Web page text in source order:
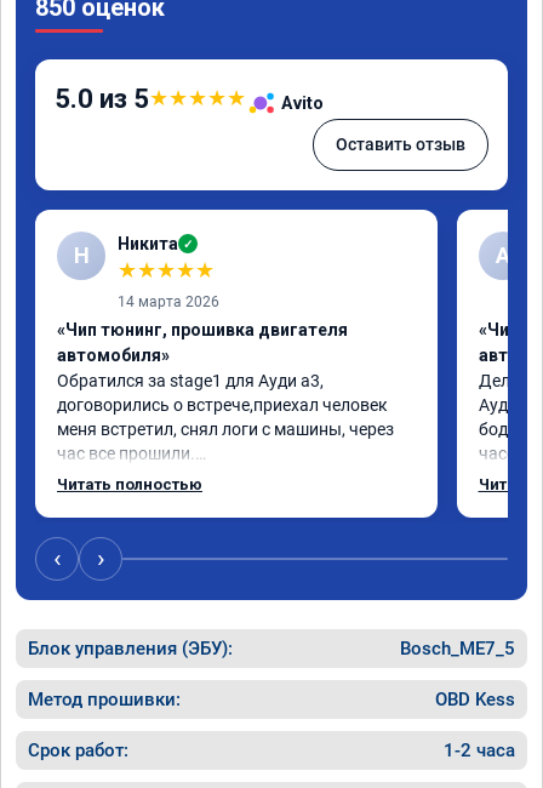
850 оценок
5.0 из 5★★★★★ Avito
Оставить отзыв
Н Никита ✓
★★★★★
14 марта 2026
«Чип тюнинг, прошивка двигателя
автомобиля»
Обратился за stage1 для Ауди а3,
договорились о встрече,приехал человек
меня встретил, снял логи с машины, через
час все прошили.
Арман спасибо тебе огромное, машинка по
может 🤣машина едет не в себя, еще раз
спасибо вам!!!!!!!
Читать полностью
А
«Чип
Делал
как
Читать
‹ ›
Блок управления (ЭБУ): Bosch_ME7_5
Метод прошивки: OBD Kess
Срок работ: 1-2 часа